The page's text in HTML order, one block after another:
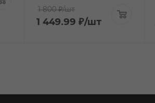
1 800 ₽/шт
1 449.99 ₽/шт